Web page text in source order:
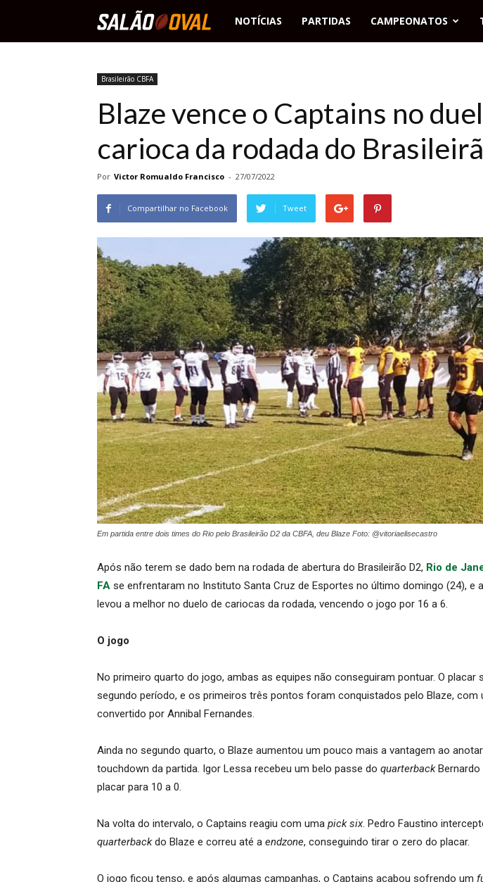
Salão
NOTÍCIAS PARTIDAS CAMPEONATOS
Brasileirão CBFA
Blaze vence o Captains no
carioca da rodada do
Por Victor Romualdo Francisco - 27/07/2022
Compartilhar no Facebook Tweet
Em partida entre dois times do Rio pelo Brasileirão D2 da CBFA, deu Blaze Foto: @vitoriaelisecastro
Após não terem se dado bem na rodada de abertura do Brasileirão D2, Rio de
FA se enfrentaram no Instituto Santa Cruz de Esportes no último domingo (24), e
levou a melhor no duelo de cariocas da rodada, vencendo o jogo por 16 a 6.
O jogo
No primeiro quarto do jogo, ambas as equipes não conseguiram pontuar. O placar
segundo período, e os primeiros três pontos foram conquistados pelo Blaze, com
convertido por Annibal Fernandes.
Ainda no segundo quarto, o Blaze aumentou um pouco mais a vantagem ao
touchdown da partida. Igor Lessa recebeu um belo passe do quarterbackBernardo
placar para 10 a 0.
Na volta do intervalo, o Captains reagiu com uma pick six. Pedro Faustino
quarterbackdo Blaze e correu até a endzone, conseguindo tirar o zero do placar.
O jogo ficou tenso, e após algumas campanhas, o Captains acabou sofrendo um